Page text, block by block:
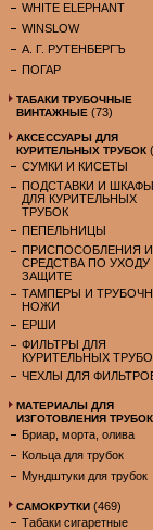
WHITE ELEPHANT
WINSLOW
А. Г. РУТЕНБЕРГЪ
ПОГАР
ТАБАКИ ТРУБОЧНЫЕ
ВИНТАЖНЫЕ (73)
АКСЕССУАРЫ ДЛЯ
КУРИТЕЛЬНЫХ ТРУБОК
СУМКИ И КИСЕТЫ
ПОДСТАВКИ И ШКАФЫ
ДЛЯ КУРИТЕЛЬНЫХ
ТРУБОК
ПЕПЕЛЬНИЦЫ
ПРИСПОСОБЛЕНИЯ И
СРЕДСТВА ПО УХОДУ
ЗАЩИТЕ
ТАМПЕРЫ И
НОЖИ
ЕРШИ
ФИЛЬТРЫ ДЛЯ
КУРИТЕЛЬНЫХ
ЧЕХЛЫ ДЛЯ
МАТЕРИАЛЫ ДЛЯ
ИЗГОТОВЛЕНИЯ ТРУБОК
Бриар, морта, олива
Кольца для трубок
Мундштуки для трубок
САМОКРУТКИ (469)
Табаки сигаретные